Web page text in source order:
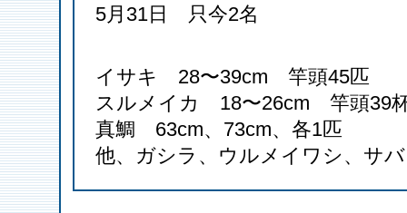
5月31日 只今2名
イサキ 28〜39cm 竿頭45匹
スルメイカ 18〜26cm 竿頭39
真鯛 63cm、73cm、各1匹
他、ガシラ、ウルメイワシ、サ